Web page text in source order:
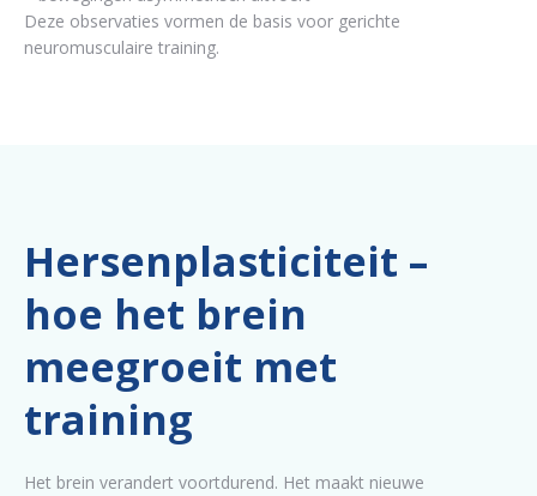
Deze observaties vormen de basis voor gerichte
neuromusculaire training.
Hersenplasticiteit –
hoe het brein
meegroeit met
training
Het brein verandert voortdurend. Het maakt nieuwe